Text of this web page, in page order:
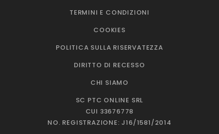
TERMINI E CONDIZIONI
COOKIES
POLITICA SULLA RISERVATEZZA
DIRITTO DI RECESSO
CHI SIAMO
SC PTC ONLINE SRL
CUI 33676778
NO. REGISTRAZIONE: J16/1581/2014